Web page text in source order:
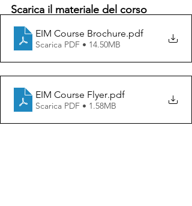
Scarica il materiale del corso
EIM Course Brochure.pdf
Scarica PDF • 14.50MB
EIM Course Flyer.pdf
Scarica PDF • 1.58MB